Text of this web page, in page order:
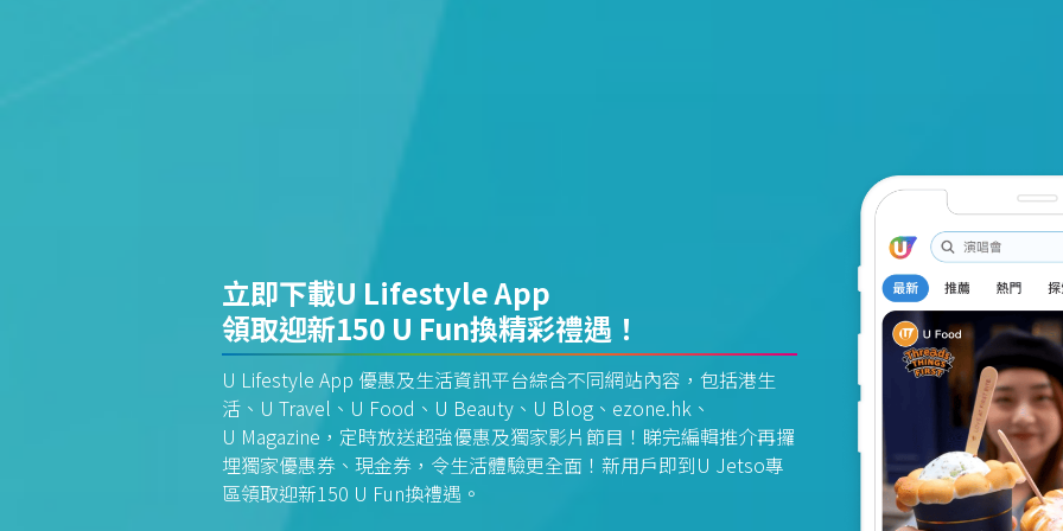
立即下載U Lifestyle App
領取迎新150 U Fun換精彩禮遇！
U Lifestyle App 優惠及生活資訊平台綜合不同網站內容，包括港生
活、U Travel、U Food、U Beauty、U Blog、ezone.hk、
U Magazine，定時放送超強優惠及獨家影片節目！睇完編輯推介再攞
埋獨家優惠券、現金券，令生活體驗更全面！新用戶即到U Jetso專
區領取迎新150 U Fun換禮遇。